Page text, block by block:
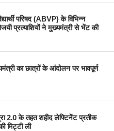
परिषद (ABVP) के विभिन्न
प्रत्याशियों ने मुख्यमंत्री से भेंट की
का छात्रों के आंदोलन पर भावपूर्ण
2.0 के तहत शहीद लेफ्टिनेंट प्रतीक
मिट्टी ली